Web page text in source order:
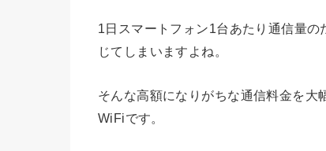
1日スマートフォン1台あたり通信量
じてしまいますよね。
そんな高額になりがちな通信料金を大
WiFiです。